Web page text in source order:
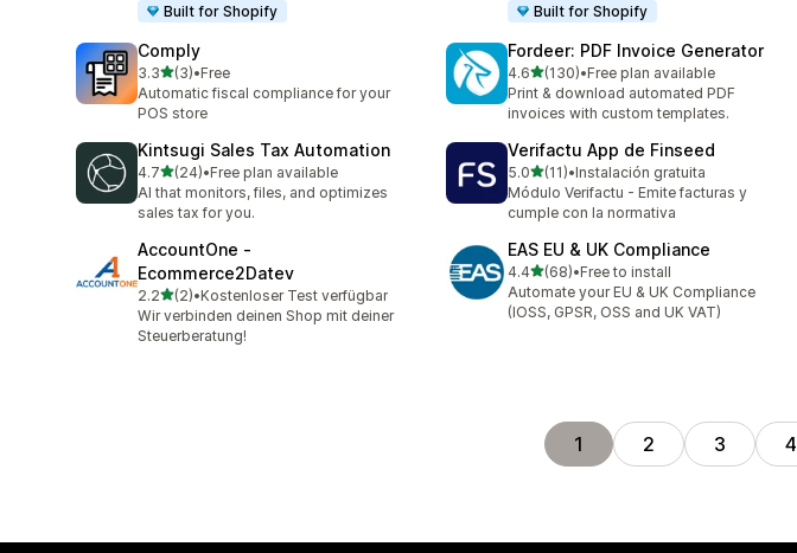
Built for Shopify
Built for Shopify
Comply
3.3滿分 5 顆星
(3)
共有 3 則評價
•Free
Automatic fiscal compliance for your
POS store
Fordeer: PDF Invoice Generator
4.6滿分 5 顆星
(130)
共有 130 則評價
•Free plan available
Print & download automated PDF
invoices with custom templates.
Kintsugi Sales Tax Automation
4.7滿分 5 顆星
(24)
共有 24 則評價
•Free plan available
AI that monitors, files, and optimizes
sales tax for you.
Verifactu App de Finseed
5.0滿分 5 顆星
(11)
共有 11 則評價
•Instalación gratuita
Módulo Verifactu - Emite facturas y
cumple con la normativa
AccountOne ‑
Ecommerce2Datev
2.2滿分 5 顆星
(2)
共有 2 則評價
•Kostenloser Test verfügbar
Wir verbinden deinen Shop mit deiner
Steuerberatung!
EAS EU & UK Compliance
4.4滿分 5 顆星
(68)
共有 68 則評價
•Free to install
Automate your EU & UK Compliance
(IOSS, GPSR, OSS and UK VAT)
1 2 3 4